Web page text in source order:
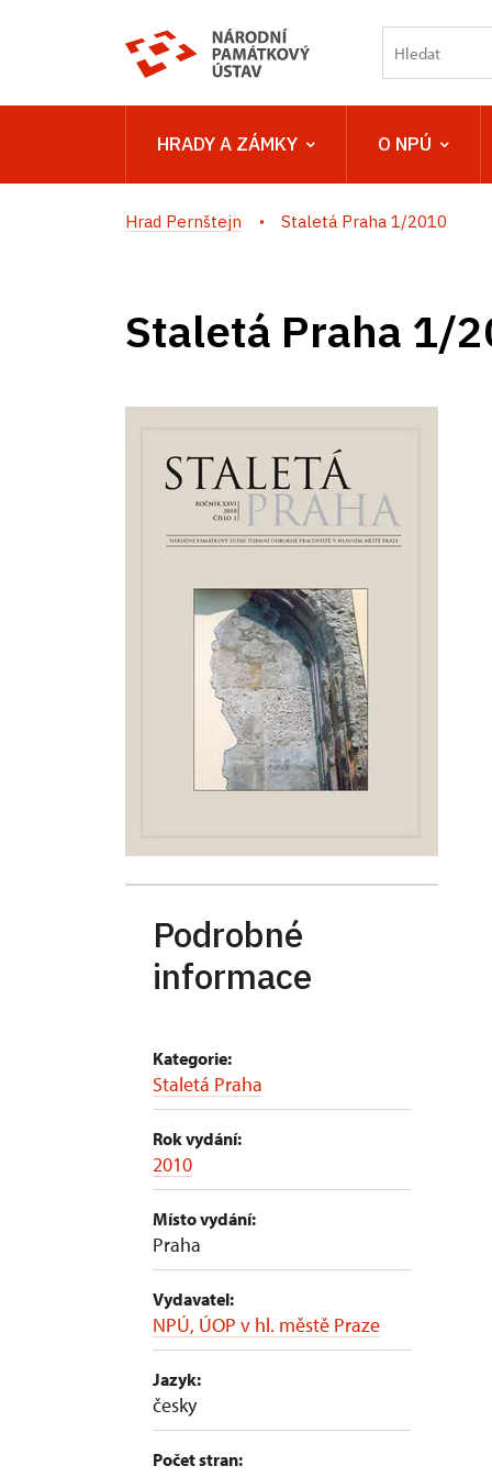
HRADY A ZÁMKY O NPÚ
Hrad Pernštejn Staletá Praha 1/2010
Staletá Praha 1/
Podrobné
informace
Kategorie:
Staletá Praha
Rok vydání:
2010
Místo vydání:
Praha
Vydavatel:
NPÚ, ÚOP v hl. městě Praze
Jazyk:
česky
Počet stran: